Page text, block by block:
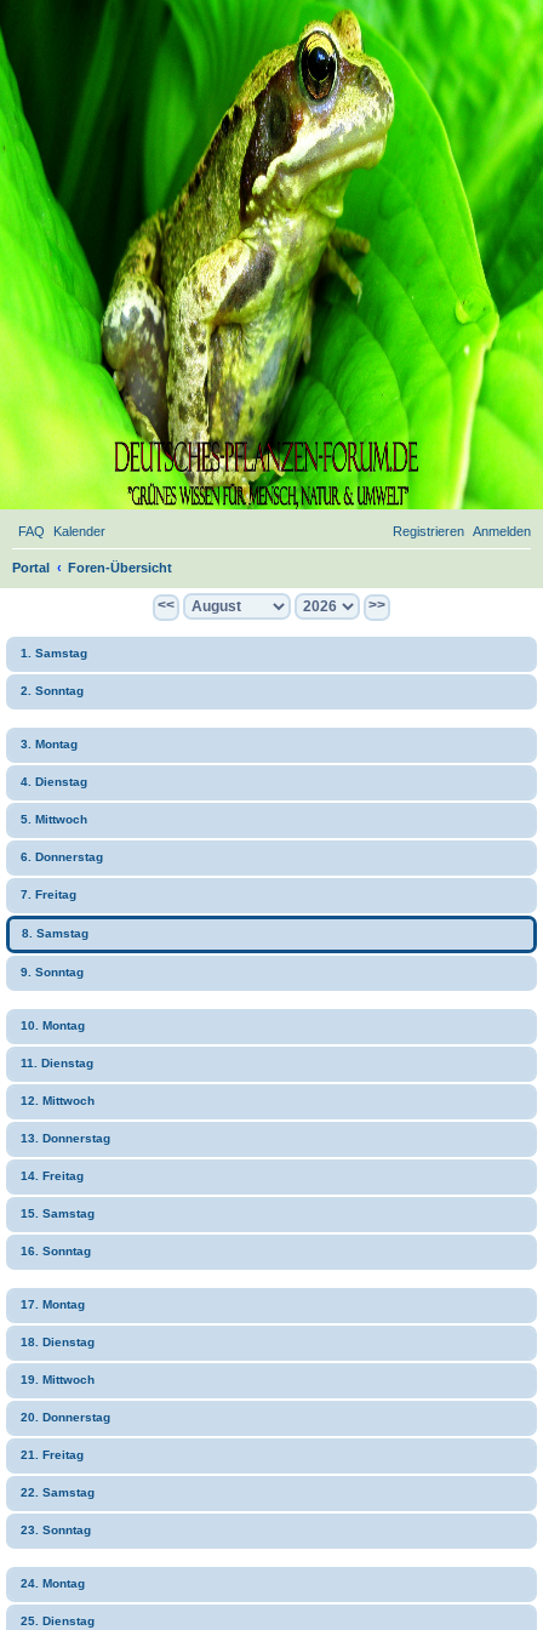
FAQ Kalender Anmelden
Registrieren
Portal Foren-Übersicht
e
<< >>
1. Samstag
2. Sonntag
3. Montag
4. Dienstag
5. Mittwoch
6. Donnerstag
7. Freitag
8. Samstag
9. Sonntag
10. Montag
11. Dienstag
12. Mittwoch
13. Donnerstag
14. Freitag
15. Samstag
16. Sonntag
17. Montag
18. Dienstag
19. Mittwoch
20. Donnerstag
21. Freitag
22. Samstag
23. Sonntag
24. Montag
25. Dienstag